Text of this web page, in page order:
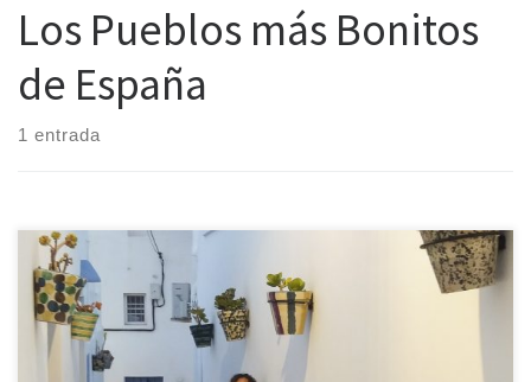
Los Pueblos más Bonitos
de España
1 entrada
En un territorio como este, tan distinto a cualquier otro de nuestra
geografía encontramos también pueblos especiales y muy